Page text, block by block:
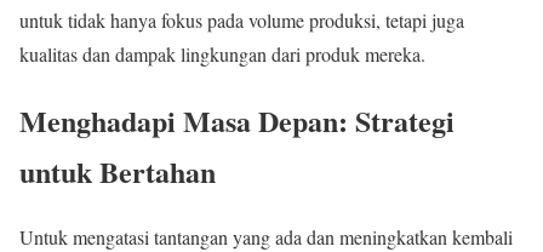
untuk tidak hanya fokus pada volume produksi, tetapi juga
kualitas dan dampak lingkungan dari produk mereka.
Menghadapi Masa Depan: Strategi
untuk Bertahan
Untuk mengatasi tantangan yang ada dan meningkatkan kembali